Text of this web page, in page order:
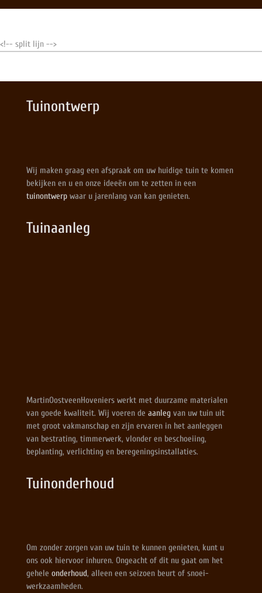
<!-- split lijn -->
Tuinontwerp
Wij maken graag een afspraak om uw huidige tuin te komen
bekijken en u en onze ideeën om te zetten in een
tuinontwerpwaar u jarenlang van kan genieten.
Tuinaanleg
MartinOostveenHoveniers werkt met duurzame materialen
van goede kwaliteit. Wij voeren de aanlegvan uw tuin uit
met groot vakmanschap en zijn ervaren in het aanleggen
van bestrating, timmerwerk, vlonder en beschoeiing,
beplanting, verlichting en beregeningsinstallaties.
Tuinonderhoud
Om zonder zorgen van uw tuin te kunnen genieten, kunt u
ons ook hiervoor inhuren. Ongeacht of dit nu gaat om het
gehele onderhoud, alleen een seizoen beurt of snoei-
werkzaamheden.